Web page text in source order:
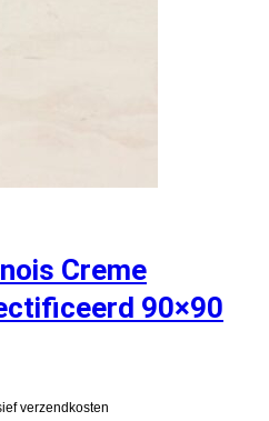
Creme
90×90
verzendkosten